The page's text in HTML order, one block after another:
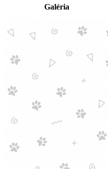
Galéria